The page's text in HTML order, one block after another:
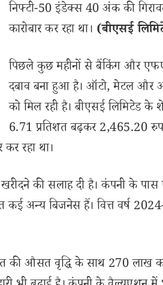
निफ्टी-50 इंडेक्स 40 अंक की
कारोबार कर रहा था। (बीएसई
पिछले कुछ महीनों से बैंकिंग और
दबाव बना हुआ है। ऑटो, मेटल और
को मिल रही है। बीएसई लिमिटेड के
6.71 प्रतिशत बढ़कर 2,465.20
रहा था।
की सलाह दी है। कंपनी के पास
अन्य बिजनेस हैं। वित्त वर्ष
की औसत वृद्धि के साथ 270